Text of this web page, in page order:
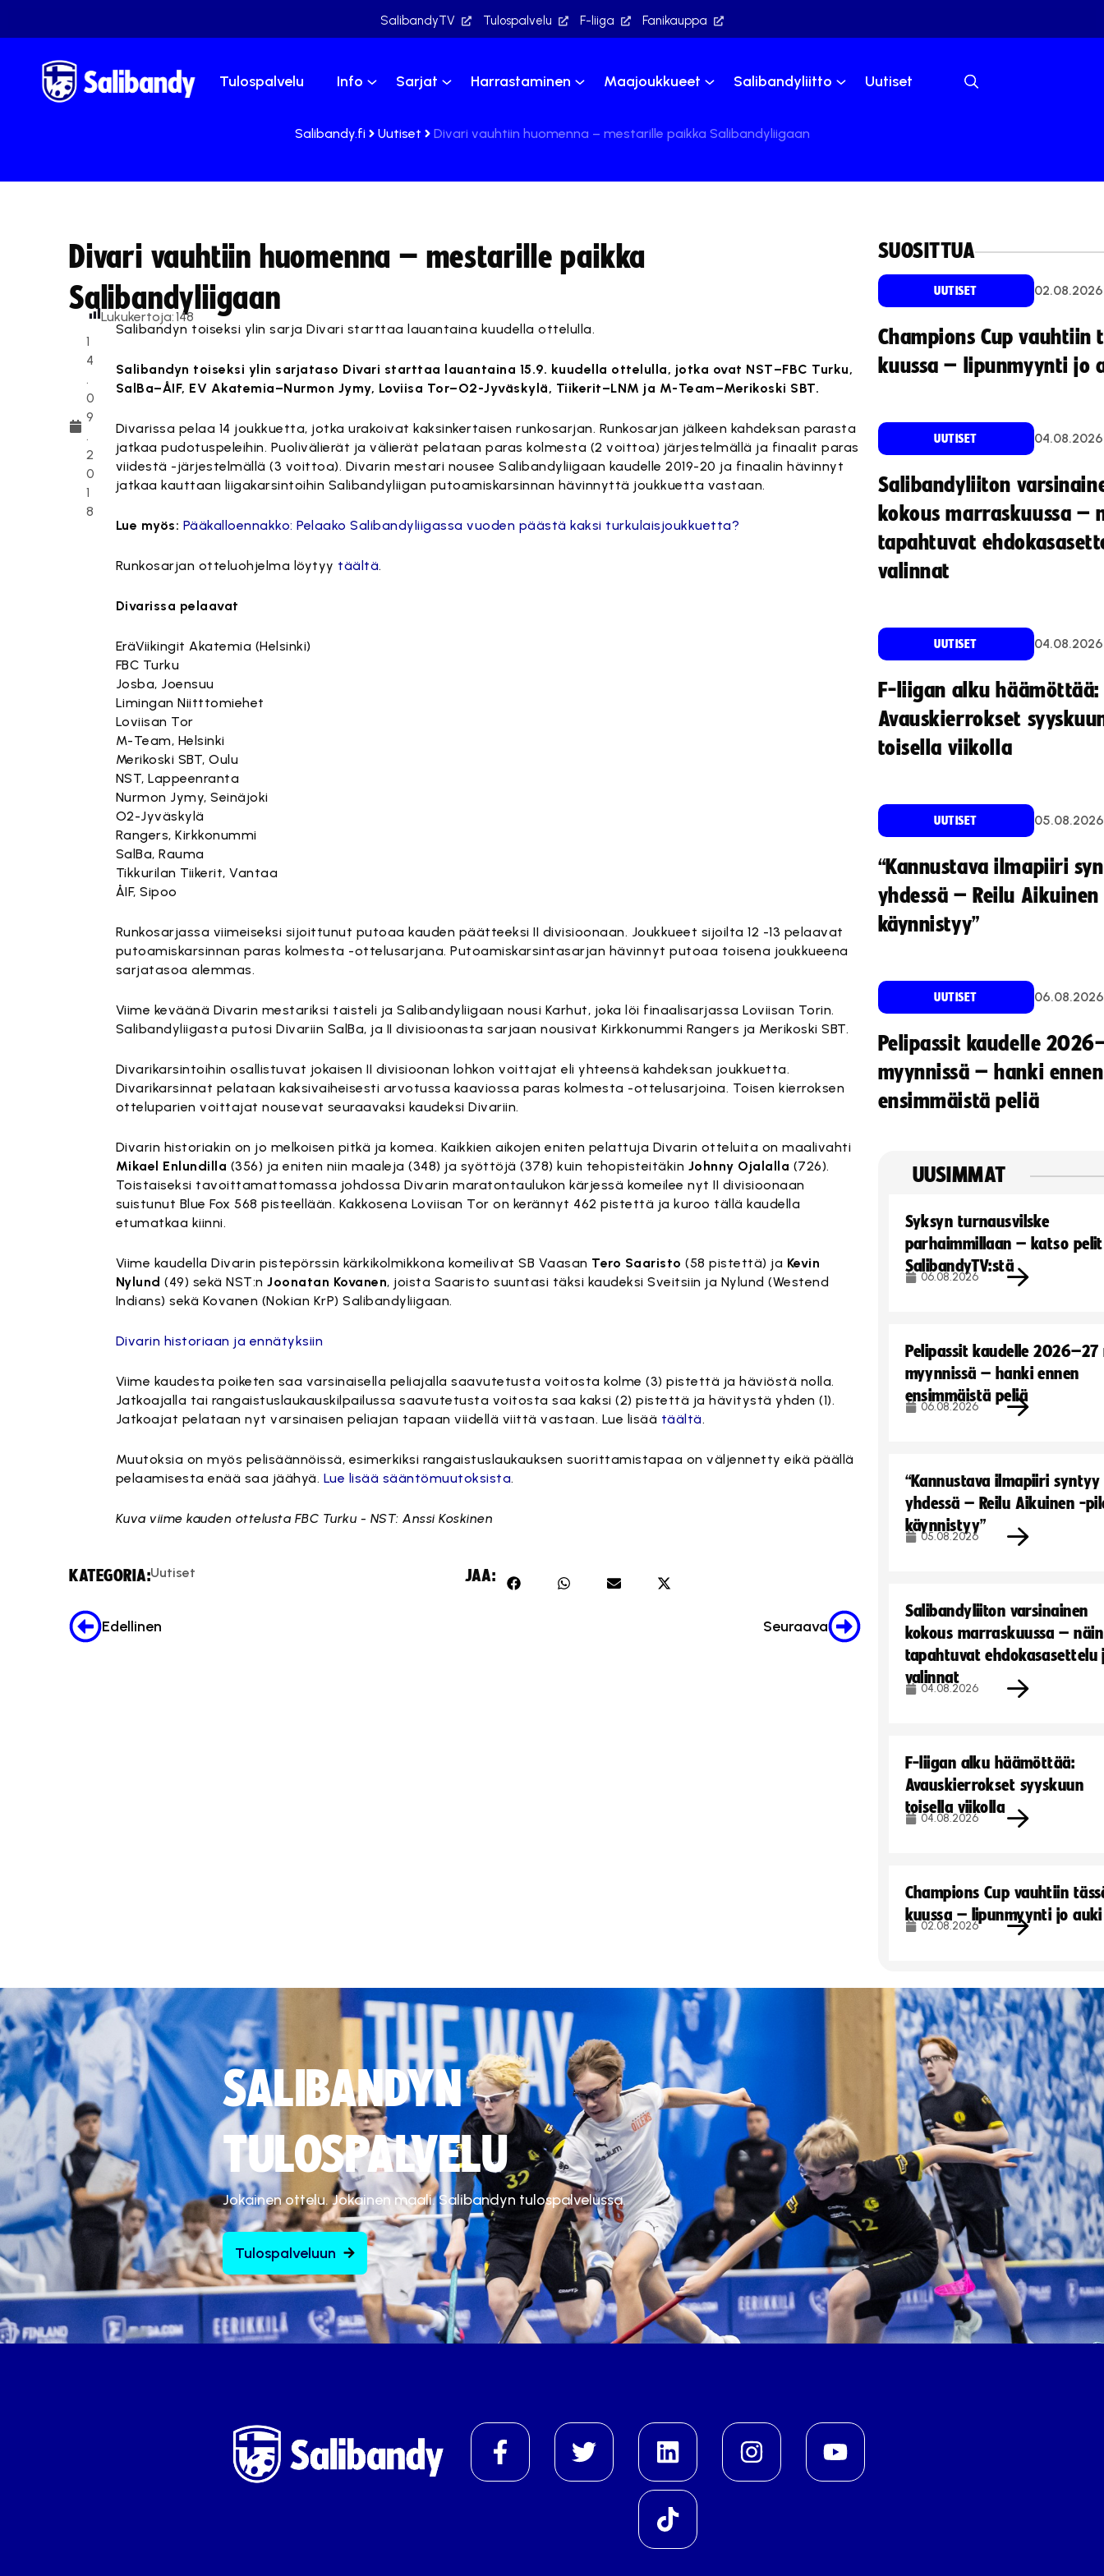
SalibandyTV Tulospalvelu F-liiga Fanikauppa
Tulospalvelu Info Sarjat Harrastaminen Maajoukkueet Salibandyliitto Uutiset
Salibandy.fi Uutiset Divari vauhtiin huomenna – mestarille paikka Salibandyliigaan
Divari vauhtiin huomenna – mestarille paikka
Salibandyliigaan
1
4
.
0
9
.
2
0
1
8
Lukukertoja:148
Salibandyn toiseksi ylin sarja Divari starttaa lauantaina kuudella ottelulla.
Salibandyn toiseksi ylin sarjataso Divari starttaa lauantaina 15.9. kuudella ottelulla, jotka ovat NST–FBC Turku,
SalBa–ÅIF, EV Akatemia–Nurmon Jymy, Loviisa Tor–O2-Jyväskylä, Tiikerit–LNM ja M-Team–Merikoski SBT.
Divarissa pelaa 14 joukkuetta, jotka urakoivat kaksinkertaisen runkosarjan. Runkosarjan jälkeen kahdeksan parasta
jatkaa pudotuspeleihin. Puolivälierät ja välierät pelataan paras kolmesta (2 voittoa) järjestelmällä ja finaalit paras
viidestä -järjestelmällä (3 voittoa). Divarin mestari nousee Salibandyliigaan kaudelle 2019-20 ja finaalin hävinnyt
jatkaa kauttaan liigakarsintoihin Salibandyliigan putoamiskarsinnan hävinnyttä joukkuetta vastaan.
Lue myös: Pääkalloennakko: Pelaako Salibandyliigassa vuoden päästä kaksi turkulaisjoukkuetta?
Runkosarjan otteluohjelma löytyy täältä.
Divarissa pelaavat
EräViikingit Akatemia (Helsinki)
FBC Turku
Josba, Joensuu
Limingan Niitttomiehet
Loviisan Tor
M-Team, Helsinki
Merikoski SBT, Oulu
NST, Lappeenranta
Nurmon Jymy, Seinäjoki
O2-Jyväskylä
Rangers, Kirkkonummi
SalBa, Rauma
Tikkurilan Tiikerit, Vantaa
ÅIF, Sipoo
Runkosarjassa viimeiseksi sijoittunut putoaa kauden päätteeksi II divisioonaan. Joukkueet sijoilta 12 -13 pelaavat
putoamiskarsinnan paras kolmesta -ottelusarjana. Putoamiskarsintasarjan hävinnyt putoaa toisena joukkueena
sarjatasoa alemmas.
Viime keväänä Divarin mestariksi taisteli ja Salibandyliigaan nousi Karhut, joka löi finaalisarjassa Loviisan Torin.
Salibandyliigasta putosi Divariin SalBa, ja II divisioonasta sarjaan nousivat Kirkkonummi Rangers ja Merikoski SBT.
Divarikarsintoihin osallistuvat jokaisen II divisioonan lohkon voittajat eli yhteensä kahdeksan joukkuetta.
Divarikarsinnat pelataan kaksivaiheisesti arvotussa kaaviossa paras kolmesta -ottelusarjoina. Toisen kierroksen
otteluparien voittajat nousevat seuraavaksi kaudeksi Divariin.
Divarin historiakin on jo melkoisen pitkä ja komea. Kaikkien aikojen eniten pelattuja Divarin otteluita on maalivahti
Mikael Enlundilla (356) ja eniten niin maaleja (348) ja syöttöjä (378) kuin tehopisteitäkin Johnny Ojalalla (726).
Toistaiseksi tavoittamattomassa johdossa Divarin maratontaulukon kärjessä komeilee nyt II divisioonaan
suistunut Blue Fox 568 pisteellään. Kakkosena Loviisan Tor on kerännyt 462 pistettä ja kuroo tällä kaudella
etumatkaa kiinni.
Viime kaudella Divarin pistepörssin kärkikolmikkona komeilivat SB Vaasan Tero Saaristo (58 pistettä) ja Kevin
Nylund (49) sekä NST:nJoonatan Kovanen, joista Saaristo suuntasi täksi kaudeksi Sveitsiin ja Nylund (Westend
Indians) sekä Kovanen (Nokian KrP) Salibandyliigaan.
Divarin historiaan ja ennätyksiin
Viime kaudesta poiketen saa varsinaisella peliajalla saavutetusta voitosta kolme (3) pistettä ja häviöstä nolla.
Jatkoajalla tai rangaistuslaukauskilpailussa saavutetusta voitosta saa kaksi (2) pistettä ja hävitystä yhden (1).
Jatkoajat pelataan nyt varsinaisen peliajan tapaan viidellä viittä vastaan. Lue lisää täältä.
Muutoksia on myös pelisäännöissä, esimerkiksi rangaistuslaukauksen suorittamistapaa on väljennetty eikä päällä
pelaamisesta enää saa jäähyä. Lue lisää sääntömuutoksista.
Kuva viime kauden ottelusta FBC Turku - NST: Anssi Koskinen
KATEGORIA:Uutiset JAA:
Edellinen Seuraava
SUOSITTUA
UUTISET 02.08.2026
Champions Cup vauhtiin
kuussa – lipunmyynti jo
UUTISET 04.08.2026
Salibandyliiton
kokous marraskuussa –
tapahtuvat
valinnat
UUTISET 04.08.2026
F-liigan alku häämöttää:
Avauskierrokset
toisella viikolla
UUTISET 05.08.2026
“Kannustava ilmapiiri
yhdessä – Reilu
käynnistyy”
UUTISET 06.08.2026
Pelipassit kaudelle
myynnissä – hanki ennen
ensimmäistä peliä
UUSIMMAT
Syksyn turnausvilske
parhaimmillaan – katso pelit
SalibandyTV:stä
06.08.2026
Pelipassit kaudelle
myynnissä – hanki ennen
ensimmäistä peliä
06.08.2026
“Kannustava ilmapiiri syntyy
yhdessä – Reilu Aikuinen -
käynnistyy”
05.08.2026
Salibandyliiton varsinainen
kokous marraskuussa – näin
tapahtuvat ehdokasasettelu
valinnat
04.08.2026
F-liigan alku häämöttää:
Avauskierrokset syyskuun
toisella viikolla
04.08.2026
Champions Cup vauhtiin
kuussa – lipunmyynti jo auki
02.08.2026
SALIBANDYN
TULOSPALVELU
Jokainen ottelu. Jokainen maali. Salibandyn tulospalvelussa.
Tulospalveluun